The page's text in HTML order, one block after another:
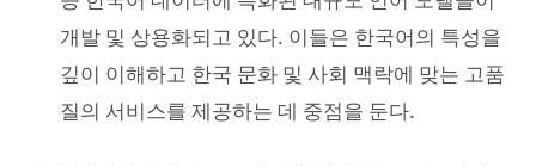
개발 및 상용화되고 있다. 이들은 한국어의 특성을
깊이 이해하고 한국 문화 및 사회 맥락에 맞는 고품
질의 서비스를 제공하는 데 중점을 둔다.